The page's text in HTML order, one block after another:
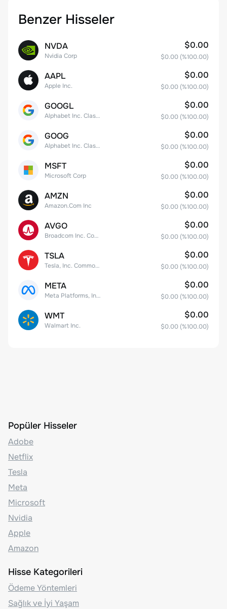
Benzer Hisseler
NVDA
Nvidia Corp
$0.00
$0.00 (%100.00)
AAPL
Apple Inc.
$0.00
$0.00 (%100.00)
GOOGL
Alphabet Inc. Class A Common Stock
$0.00
$0.00 (%100.00)
GOOG
Alphabet Inc. Class C Capital Stock
$0.00
$0.00 (%100.00)
MSFT
Microsoft Corp
$0.00
$0.00 (%100.00)
AMZN
Amazon.Com Inc
$0.00
$0.00 (%100.00)
AVGO
Broadcom Inc. Common Stock
$0.00
$0.00 (%100.00)
TSLA
Tesla, Inc. Common Stock
$0.00
$0.00 (%100.00)
META
Meta Platforms, Inc. Class A Common Stock
$0.00
$0.00 (%100.00)
WMT
Walmart Inc.
$0.00
$0.00 (%100.00)
Popüler Hisseler
Adobe
Netflix
Tesla
Meta
Microsoft
Nvidia
Apple
Amazon
Hisse Kategorileri
Ödeme Yöntemleri
Sağlık ve İyi Yaşam